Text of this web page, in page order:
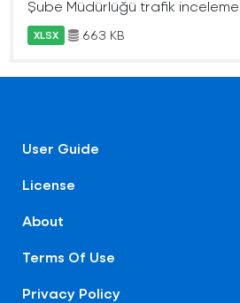
Şube Müdürlüğü trafik inceleme
XLSX 663 KB
User Guide
License
About
Terms Of Use
Privacy Policy